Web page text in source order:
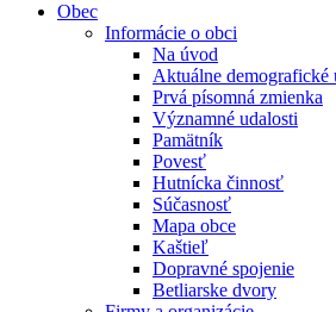
Obec
Informácie o obci
Na úvod
Aktuálne demografické
Prvá písomná zmienka
Významné udalosti
Pamätník
Povesť
Hutnícka činnosť
Súčasnosť
Mapa obce
Kaštieľ
Dopravné spojenie
Betliarske dvory